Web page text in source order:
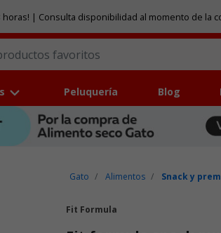
| Consulta disponibilidad al momento de la
Peluquería Blog
Gato Alimentos Snack y
Fit Formula